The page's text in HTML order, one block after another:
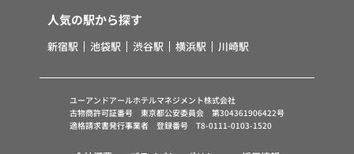
人気の駅から探す
新宿駅 池袋駅 渋谷駅 横浜駅 川崎駅
ユーアンドアールホテルマネジメント株式会社
古物商許可証番号 東京都公安委員会 第304361906422号
適格請求書発行事業者 登録番号 T8-0111-0103-1520